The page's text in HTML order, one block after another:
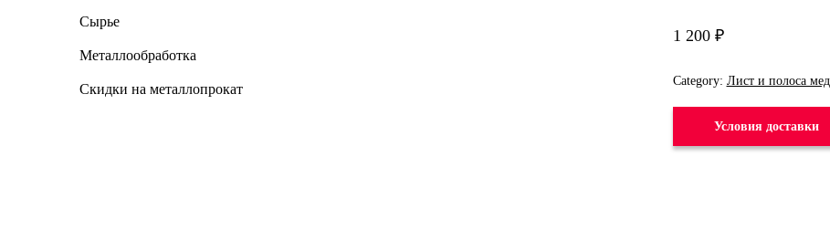
1 200 ₽
Category: Лист и полоса
Условия доставки
Сырье
Металлообработка
Скидки на металлопрокат